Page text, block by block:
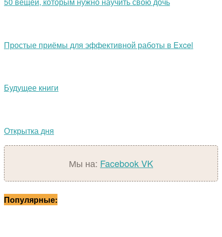
Простые приёмы для эффективной работы в Excel
Будущее книги
Открытка дня
Мы на: FacebookVK
Популярные: